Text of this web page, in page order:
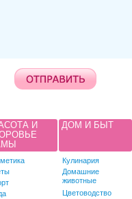
И
ДОМ И БЫТ
Кулинария
Домашние
животные
Цветоводство